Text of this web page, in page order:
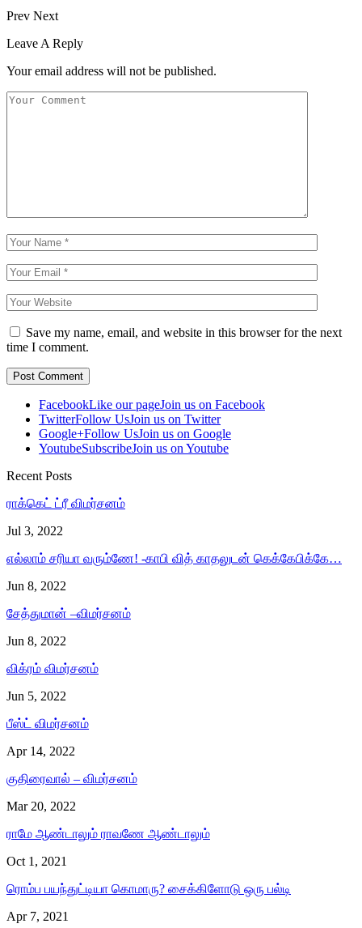
Prev Next
Leave A Reply
Your email address will not be published.
Save my name, email, and website in this browser for the next
time I comment.
FacebookLike our pageJoin us on Facebook
TwitterFollow UsJoin us on Twitter
Google+Follow UsJoin us on Google
YoutubeSubscribeJoin us on Youtube
Recent Posts
ராக்கெட் ட்ரீ விமர்சனம்
Jul 3, 2022
எல்லாம் சரியா வரும்ணே! -காபி வித் காதலுடன் கெக்கேபிக்கே…
Jun 8, 2022
சேத்துமான் –விமர்சனம்
Jun 8, 2022
விக்ரம் விமர்சனம்
Jun 5, 2022
பீஸ்ட் விமர்சனம்
Apr 14, 2022
குதிரைவால் – விமர்சனம்
Mar 20, 2022
ராமே ஆண்டாலும் ராவணே ஆண்டாலும்
Oct 1, 2021
ரொம்ப பயந்துட்டியா கொமாரு? சைக்கிளோடு ஒரு பல்டி
Apr 7, 2021